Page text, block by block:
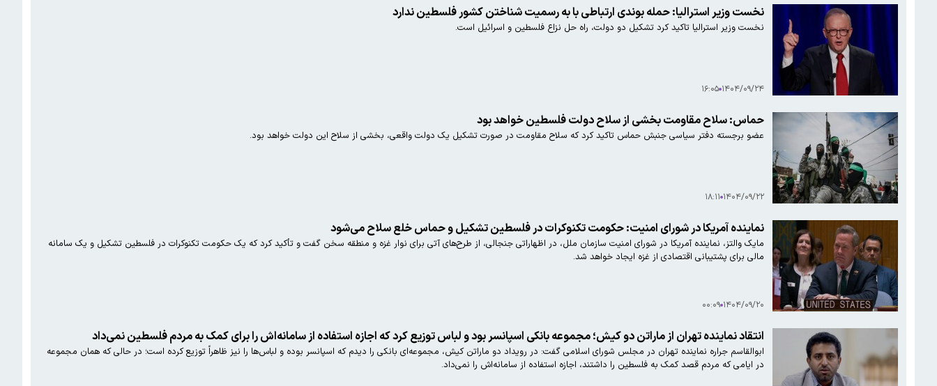
نخست وزیر استرالیا: حمله بوندی ارتباطی با به رسمیت شناختن کشور فلسطین ندارد
نخست وزیر استرالیا تاکید کرد تشکیل دو دولت، راه حل نزاع فلسطین و اسرائیل است.
۱۴۰۴/۰۹/۲۴ ۱۶:۰۵
حماس: سلاح مقاومت بخشی از سلاح دولت فلسطین خواهد بود
عضو برجسته دفتر سیاسی جنبش حماس تاکید کرد که سلاح مقاومت در صورت تشکیل یک دولت واقعی، بخشی از سلاح این دولت خواهد بود.
۱۴۰۴/۰۹/۲۲ ۱۸:۱۱
نماینده آمریکا در شورای امنیت: حکومت تکنوکرات در فلسطین تشکیل و حماس خلع سلاح می‌شود
مایک والتز، نماینده آمریکا در شورای امنیت سازمان ملل، در اظهاراتی جنجالی، از طرح‌های آتی برای نوار غزه و منطقه سخن گفت و تأکید کرد که یک حکومت تکنوکرات در فلسطین تشکیل و یک سامانه
مالی برای پشتیبانی اقتصادی از غزه ایجاد خواهد شد.
۱۴۰۴/۰۹/۲۰ ۰۰:۰۹
انتقاد نماینده تهران از ماراتن دو کیش؛ مجموعه‌ بانکی اسپانسر بود و لباس توزیع کرد که اجازه استفاده از سامانه‌اش را برای کمک به مردم فلسطین نمی‌داد
ابوالقاسم جراره نماینده تهران در مجلس شورای اسلامی گفت: در رویداد دو ماراتن کیش، مجموعه‌ای بانکی را دیدم که اسپانسر بوده و لباس‌ها را نیز ظاهراً توزیع کرده است؛ در حالی که همان مجموعه
در ایامی که مردم قصد کمک به فلسطین را داشتند، اجازه استفاده از سامانه‌اش را نمی‌داد.